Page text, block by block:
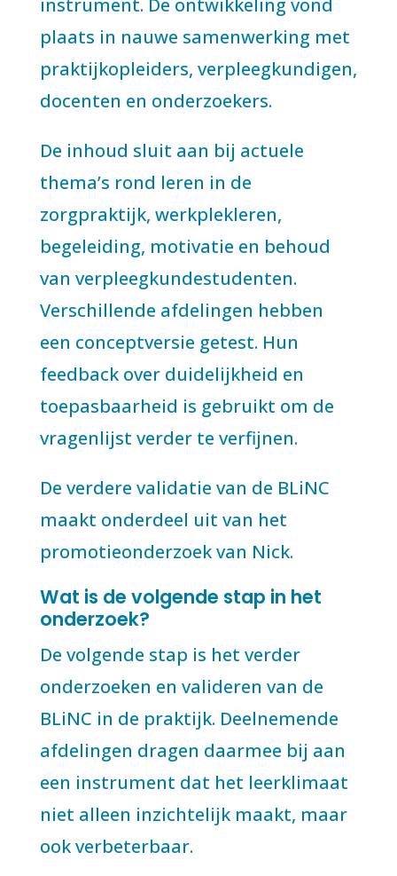
instrument. De ontwikkeling vond
plaats in nauwe samenwerking met
praktijkopleiders, verpleegkundigen,
docenten en onderzoekers.
De inhoud sluit aan bij actuele
thema’s rond leren in de
zorgpraktijk, werkplekleren,
begeleiding, motivatie en behoud
van verpleegkundestudenten.
Verschillende afdelingen hebben
een conceptversie getest. Hun
feedback over duidelijkheid en
toepasbaarheid is gebruikt om de
vragenlijst verder te verfijnen.
De verdere validatie van de BLiNC
maakt onderdeel uit van het
promotieonderzoek van Nick.
Wat is de volgende stap in het
onderzoek?
De volgende stap is het verder
onderzoeken en valideren van de
BLiNC in de praktijk. Deelnemende
afdelingen dragen daarmee bij aan
een instrument dat het leerklimaat
niet alleen inzichtelijk maakt, maar
ook verbeterbaar.